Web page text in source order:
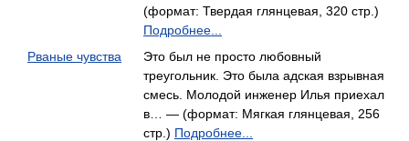
(формат: Твердая глянцевая, 320 стр.)
Подробнее...
Рваные чувства
Это был не просто любовный
треугольник. Это была адская взрывная
смесь. Молодой инженер Илья приехал
в… — (формат: Мягкая глянцевая, 256
стр.) Подробнее...